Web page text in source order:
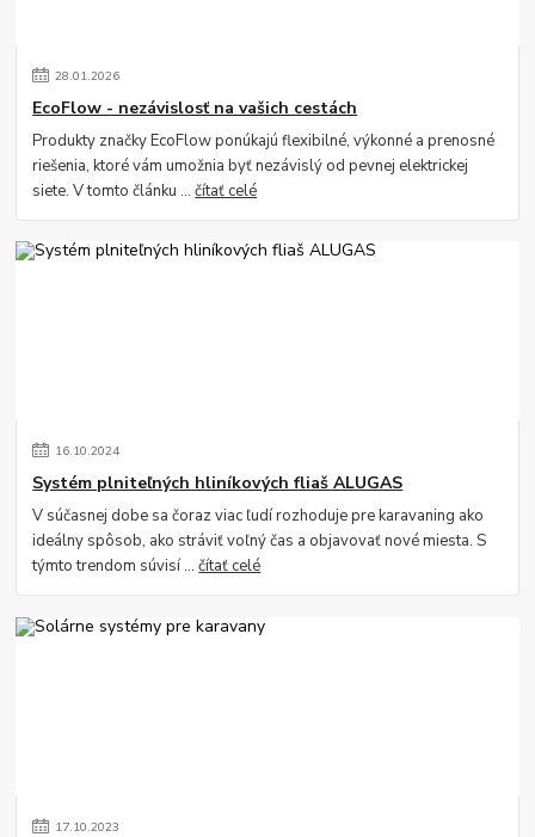
28.01.2026
EcoFlow - nezávislosť na vašich cestách
Produkty značky EcoFlow ponúkajú flexibilné, výkonné a prenosné
riešenia, ktoré vám umožnia byť nezávislý od pevnej elektrickej
siete. V tomto článku ...čítať celé
16.10.2024
Systém plniteľných hliníkových fliaš ALUGAS
V súčasnej dobe sa čoraz viac ľudí rozhoduje pre karavaning ako
ideálny spôsob, ako stráviť voľný čas a objavovať nové miesta. S
týmto trendom súvisí ...čítať celé
17.10.2023